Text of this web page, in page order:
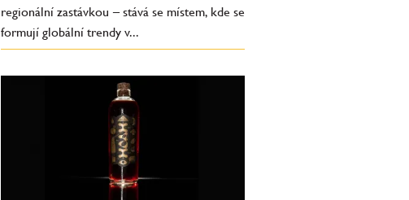
regionální zastávkou – stává se místem, kde se
formují globální trendy v...